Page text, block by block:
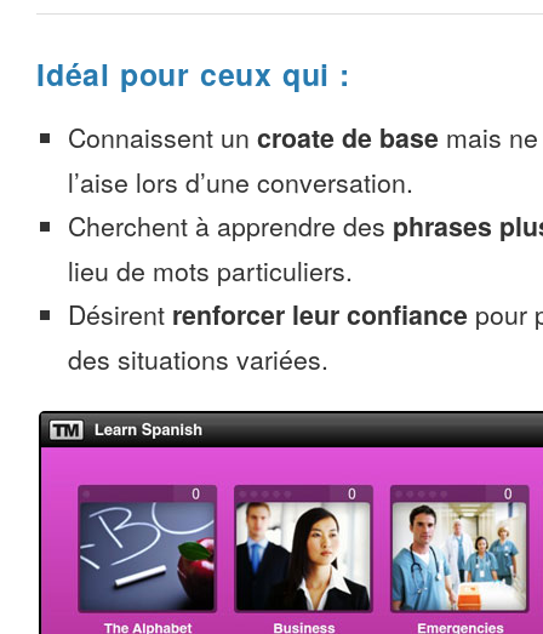
Idéal pour ceux qui :
Connaissent un croate de base mais
l’aise lors d’une conversation.
Cherchent à apprendre des phrases
lieu de mots particuliers.
Désirent renforcer leur confiance pour
des situations variées.